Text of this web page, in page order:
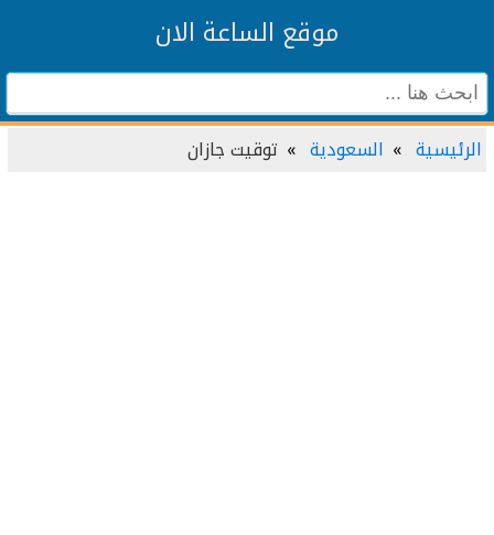
موقع الساعة الان
الرئيسية السعودية توقيت جازان